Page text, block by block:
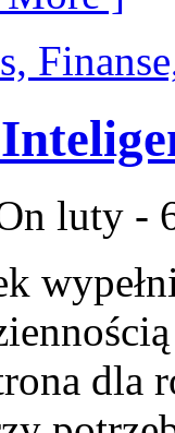
luty -
dla